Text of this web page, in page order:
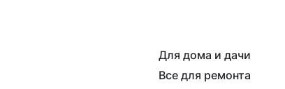
Для дома и дачи
Все для ремонта